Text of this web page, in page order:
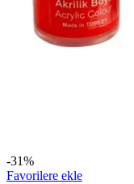
-31%
Favorilere ekle